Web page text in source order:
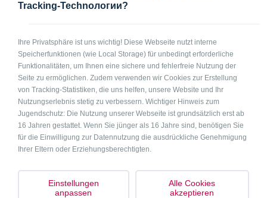
Mo – Fr
Hier gilt:
OCO Garantie®
Mehr erfahren
Bleibe Garantie®
Mehr erfahren
Flexibilitäts­garantie
Mehr erfahren
Weitere Unterkünfte in der Nähe (4)
Tracking-Technологии?
Ihre Privatsphäre ist uns wichtig! Diese Webseite nutzt interne
Speicherfunktionen (wie Local Storage) für unbedingt erforderliche
Funktionalitäten, um Ihnen eine sichere und fehlerfreie Nutzung der
Seite zu ermöglichen. Zudem verwenden wir Cookies zur Erstellung
von Tracking-Statistiken, die uns helfen, unsere Website und Ihr
Nutzungserlebnis stetig zu verbessern. Wichtiger Hinweis zum
Jugendschutz: Die Nutzung unserer Webseite ist grundsätzlich erst ab
16 Jahren gestattet. Wenn Sie jünger als 16 Jahre sind, benötigen Sie
für die Einwilligung zur Datennutzung die ausdrückliche Genehmigung
Ihrer Eltern oder Erziehungsberechtigten.
Einstellungen
anpassen
Alle Cookies
akzeptieren